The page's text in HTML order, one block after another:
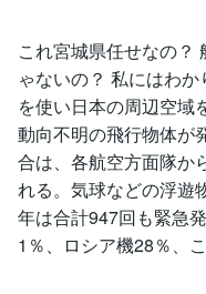
これ宮城県任せなの？
ゃないの？ 私にはわ
を使い日本の周辺空域
動向不明の飛行物体が
合は、各航空方面隊か
れる。気球などの浮遊
年は合計947回も緊急
1％、ロシア機28％、